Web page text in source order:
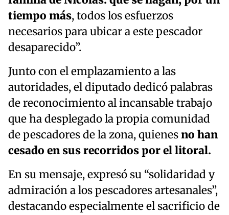
tiempo más, todos los esfuerzos
necesarios para ubicar a este pescador
desaparecido”.
Junto con el emplazamiento a las
autoridades, el diputado dedicó palabras
de reconocimiento al incansable trabajo
que ha desplegado la propia comunidad
de pescadores de la zona, quienesno han
cesado en sus recorridos por el litoral.
En su mensaje, expresó su “solidaridad y
admiración a los pescadores artesanales”,
destacando especialmente el sacrificio de